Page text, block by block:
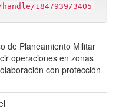
1847939/3405
de Planeamiento Militar
operaciones en zonas
con protección